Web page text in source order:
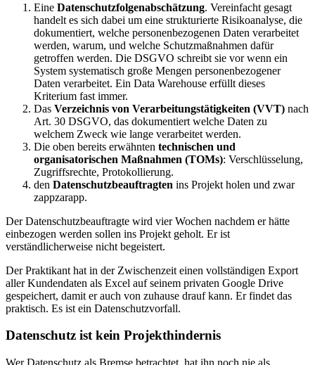
Eine Datenschutzfolgenabschätzung. Vereinfacht gesagt
handelt es sich dabei um eine strukturierte Risikoanalyse, die
dokumentiert, welche personenbezogenen Daten verarbeitet
werden, warum, und welche Schutzmaßnahmen dafür
getroffen werden. Die DSGVO schreibt sie vor wenn ein
System systematisch große Mengen personenbezogener
Daten verarbeitet. Ein Data Warehouse erfüllt dieses
Kriterium fast immer.
Das Verzeichnis von Verarbeitungstätigkeiten (VVT) nach
Art. 30 DSGVO, das dokumentiert welche Daten zu
welchem Zweck wie lange verarbeitet werden.
Die oben bereits erwähnten technischen und
organisatorischen Maßnahmen (TOMs): Verschlüsselung,
Zugriffsrechte, Protokollierung.
den Datenschutzbeauftragten ins Projekt holen und zwar
zappzarapp.
Der Datenschutzbeauftragte wird vier Wochen nachdem er hätte
einbezogen werden sollen ins Projekt geholt. Er ist
verständlicherweise nicht begeistert.
Der Praktikant hat in der Zwischenzeit einen vollständigen Export
aller Kundendaten als Excel auf seinem privaten Google Drive
gespeichert, damit er auch von zuhause drauf kann. Er findet das
praktisch. Es ist ein Datenschutzvorfall.
Datenschutz ist kein Projekthindernis